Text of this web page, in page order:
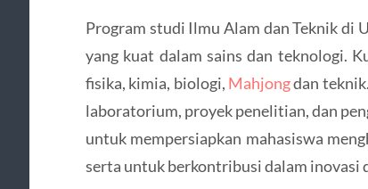
Program studi Ilmu Alam dan Teknik
yang kuat dalam sains dan teknologi.
fisika, kimia, biologi, Mahjongdan
laboratorium, proyek penelitian, dan
untuk mempersiapkan mahasiswa
serta untuk berkontribusi dalam inovasi